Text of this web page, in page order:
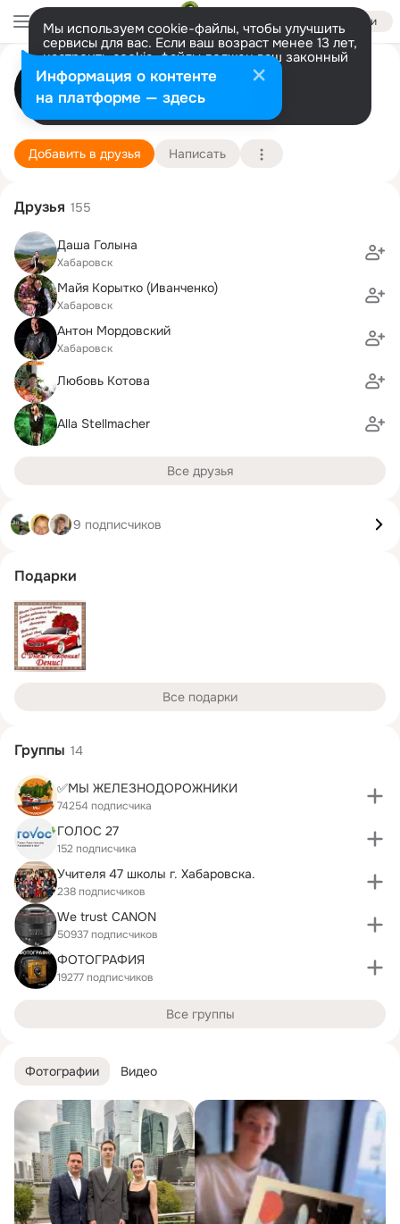
Войти
Мы используем cookie-файлы, чтобы улучшить
сервисы для вас. Если ваш возраст менее 13 лет,
настроить cookie-файлы должен ваш законный
представитель. Больше информации
Разрешить все Настроить
Денис Викторович
Москва 2 ноября (43 года)
Подробнее
Добавить в друзья Написать
Фотографии Видео
Друзья 155
Даша Голына
Хабаровск
Майя Корытко (Иванченко)
Хабаровск
Антон Мордовский
Хабаровск
Любовь Котова
Alla Stellmacher
Все друзья
9 подписчиков
Подарки
Все подарки
Группы 14
✅МЫ ЖЕЛЕЗНОДОРОЖНИКИ
74254 подписчика
ГОЛОС 27
152 подписчика
Учителя 47 школы г. Хабаровска.
238 подписчиков
We trust CANON
50937 подписчиков
ФОТОГРАФИЯ
19277 подписчиков
Все группы
Информация о контенте
на платформе — здесь